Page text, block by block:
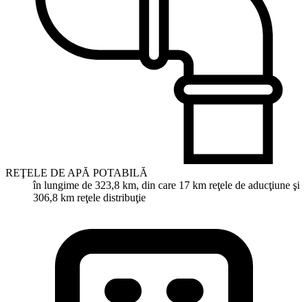
REŢELE DE APĂ POTABILĂ
în lungime de 323,8 km, din care 17 km reţele de aducţiune şi
306,8 km reţele distribuţie